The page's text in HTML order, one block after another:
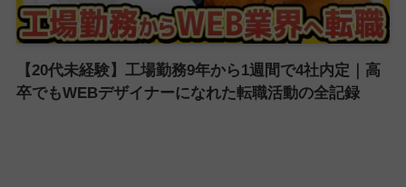
【20代未経験】工場勤務9年から1週間で4社内定｜高
卒でもWEBデザイナーになれた転職活動の全記録